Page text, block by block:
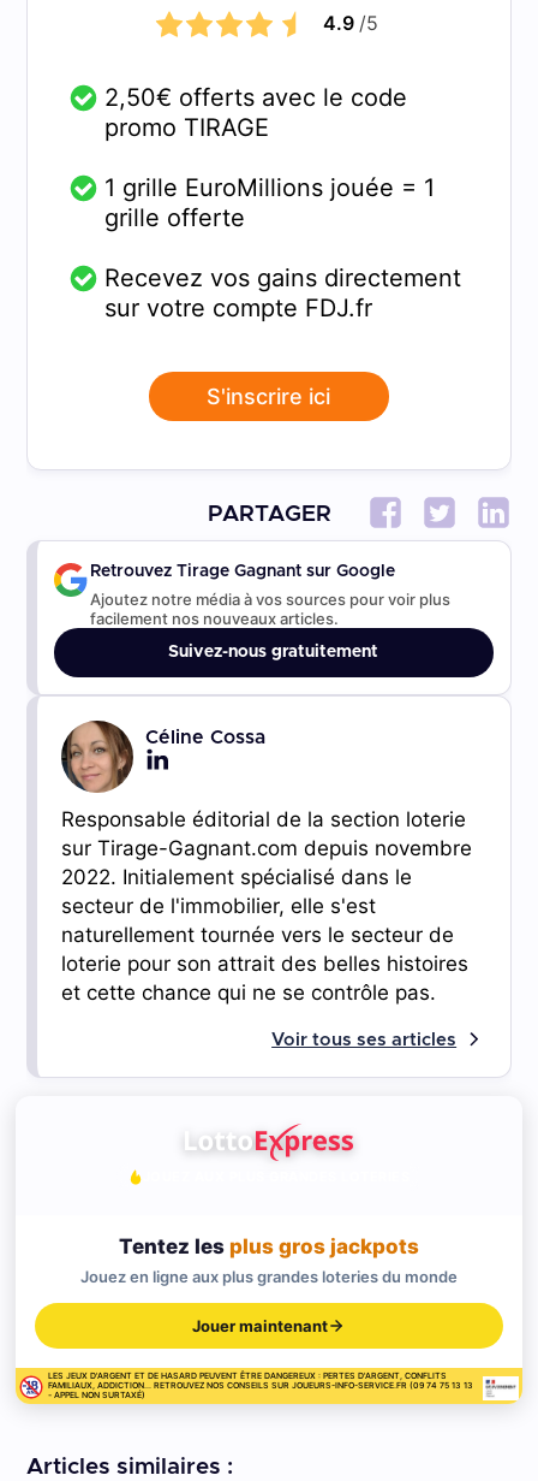
4.9 /5
2,50€ offerts avec le code
promo TIRAGE
1 grille EuroMillions jouée = 1
grille offerte
Recevez vos gains directement
sur votre compte FDJ.fr
S'inscrire ici
PARTAGER
Retrouvez Tirage Gagnant sur Google
Ajoutez notre média à vos sources pour voir plus
facilement nos nouveaux articles.
Suivez-nous gratuitement
Céline Cossa
Responsable éditorial de la section loterie
sur Tirage-Gagnant.com depuis novembre
2022. Initialement spécialisé dans le
secteur de l'immobilier, elle s'est
naturellement tournée vers le secteur de
loterie pour son attrait des belles histoires
et cette chance qui ne se contrôle pas.
Voir tous ses articles
Tentez les plus gros jackpots
Jouez en ligne aux plus grandes loteries du monde
Jouer maintenant
LES JEUX D'ARGENT ET DE HASARD PEUVENT ÊTRE DANGEREUX : PERTES D'ARGENT, CONFLITS
FAMILIAUX, ADDICTION... RETROUVEZ NOS CONSEILS SUR JOUEURS-INFO-SERVICE.FR (09 74 75 13 13
- APPEL NON SURTAXÉ)
Articles similaires :